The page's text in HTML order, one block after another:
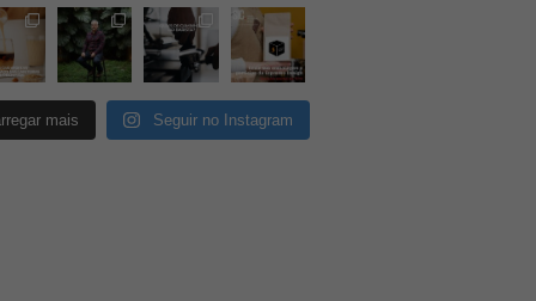
mais Seguir no Instagram